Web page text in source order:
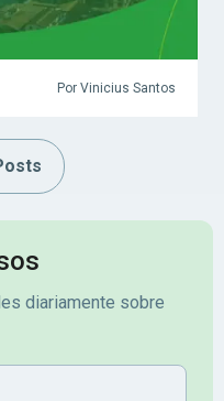
Por Vinicius Santos
diariamente sobre